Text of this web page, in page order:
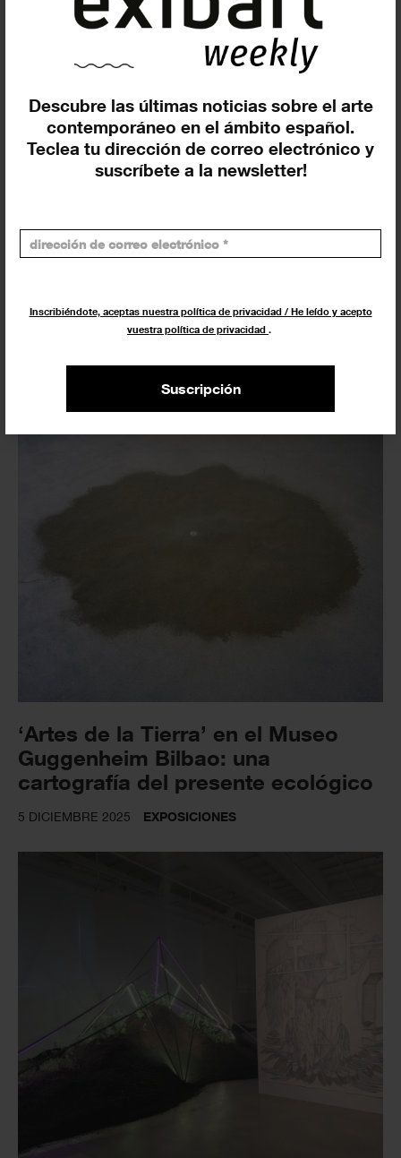
Descubre las últimas noticias sobre el arte
contemporáneo en el ámbito español.
Teclea tu dirección de correo electrónico y
suscríbete a la newsletter!
Inscribiéndote, aceptas nuestra política de privacidad / He leído y acepto
vuestra política de privacidad .
Suscripción
(Barcelona)
‘Artes de la Tierra’ en el Museo
Guggenheim Bilbao: una
cartografía del presente ecológico
5 DICIEMBRE 2025 EXPOSICIONES